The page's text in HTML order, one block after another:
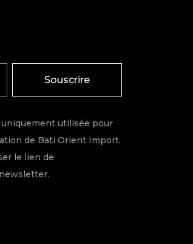
Souscrire
utilisée pour
de Bati Orient Import.
le lien de